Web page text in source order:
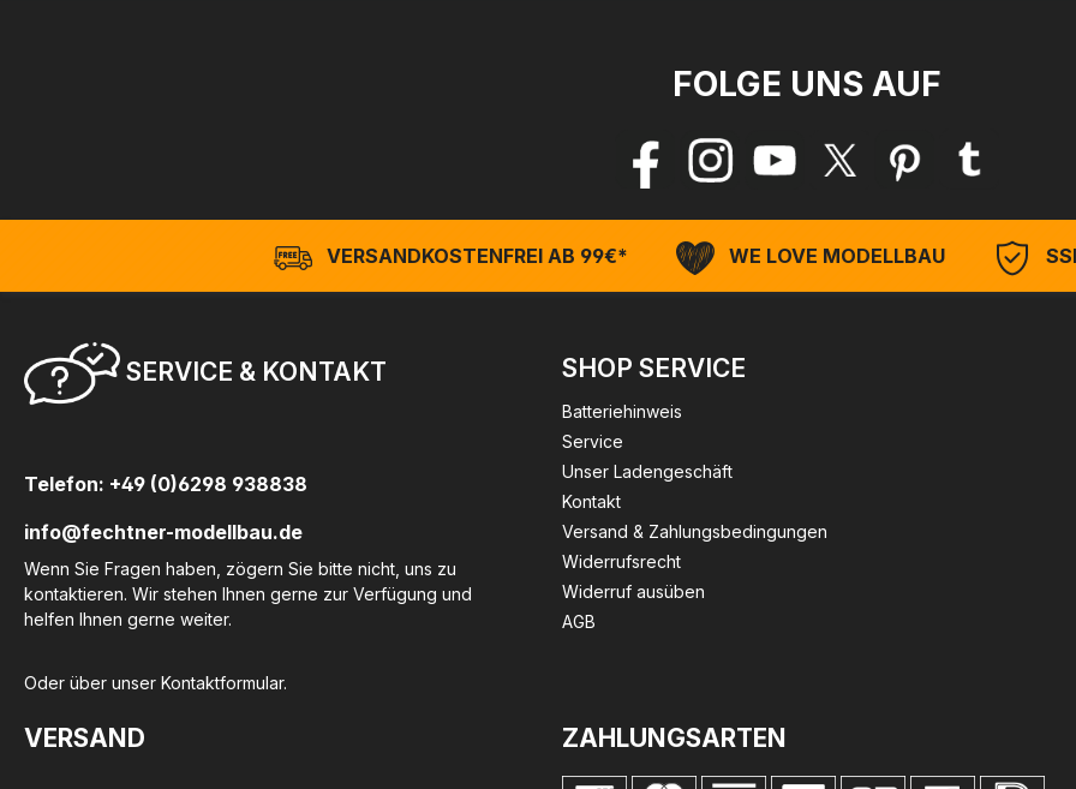
FOLGE UNS AUF
VERSANDKOSTENFREI AB 99€* WE LOVE MODELLBAU
SERVICE & KONTAKT
Telefon: +49 (0)6298 938838
info@fechtner-modellbau.de
Wenn Sie Fragen haben, zögern Sie bitte nicht, uns zu
kontaktieren. Wir stehen Ihnen gerne zur Verfügung und
helfen Ihnen gerne weiter.
Oder über unser Kontaktformular.
SHOP SERVICE
Batteriehinweis
Service
Unser Ladengeschäft
Kontakt
Versand & Zahlungsbedingungen
Widerrufsrecht
Widerruf ausüben
AGB
VERSAND ZAHLUNGSARTEN